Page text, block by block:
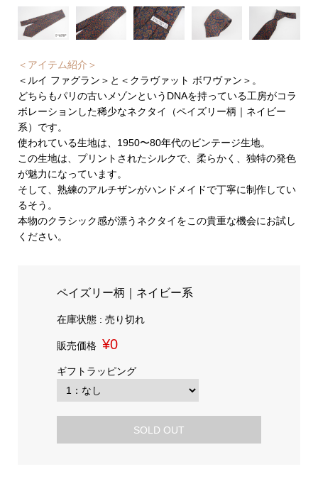
＜アイテム紹介＞
＜ルイ ファグラン＞と＜クラヴァット ボワヴァン＞。
どちらもパリの古いメゾンというDNAを持っている工房がコラ
ボレーションした稀少なネクタイ（ペイズリー柄｜ネイビー
系）です。
使われている生地は、1950〜80年代のビンテージ生地。
この生地は、プリントされたシルクで、柔らかく、独特の発色
が魅力になっています。
そして、熟練のアルチザンがハンドメイドで丁寧に制作してい
るそう。
本物のクラシック感が漂うネクタイをこの貴重な機会にお試し
ください。
ペイズリー柄｜ネイビー系
在庫状態 : 売り切れ
販売価格 ¥0
ギフトラッピング
SOLD OUT